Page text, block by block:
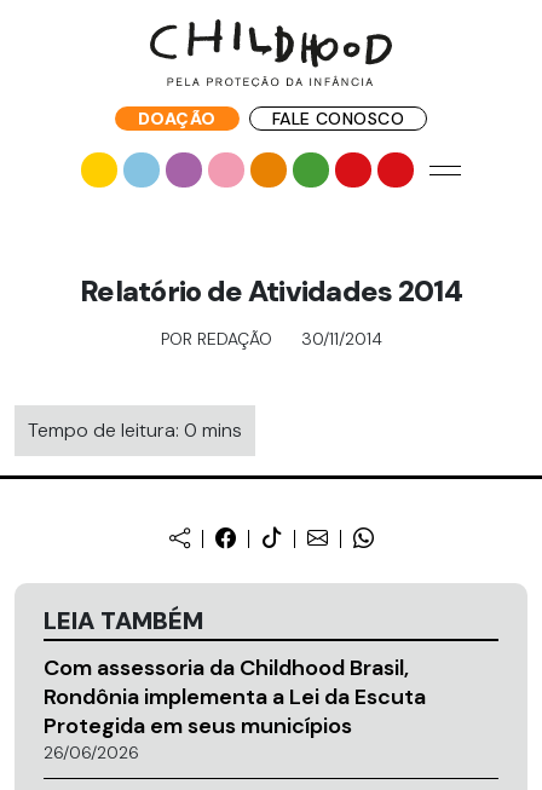
DOAÇÃO FALE CONOSCO
Relatório de Atividades 2014
POR REDAÇÃO 30/11/2014
Tempo de leitura: 0 mins
LEIA TAMBÉM
Com assessoria da Childhood Brasil,
Rondônia implementa a Lei da Escuta
Protegida em seus municípios
26/06/2026